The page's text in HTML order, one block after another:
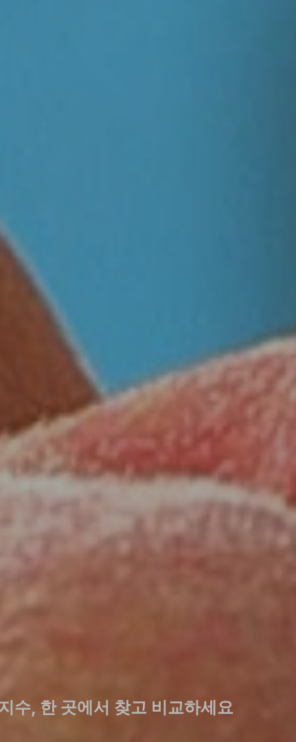
수, 한 곳에서 찾고 비교하세요